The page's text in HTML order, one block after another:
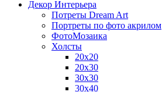
Декор Интерьера
Потреты Dream Art
Портреты по фото акрилом
ФотоМозаика
Холсты
20х20
20х30
30х30
30х40